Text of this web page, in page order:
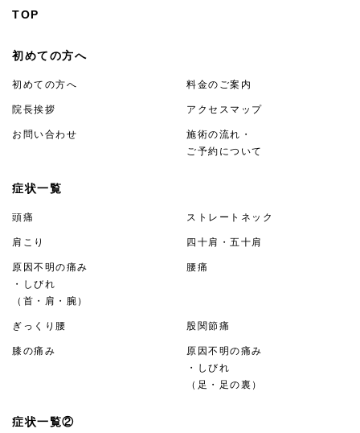
TOP
初めての方へ
初めての方へ 料金のご案内
院長挨拶 アクセスマップ
お問い合わせ
施術の流れ・
ご予約について
症状一覧
頭痛 ストレートネック
肩こり 四十肩・五十肩
原因不明の痛み
・しびれ
（首・肩・腕）
腰痛
ぎっくり腰 股関節痛
膝の痛み
原因不明の痛み
・しびれ
（足・足の裏）
症状一覧②